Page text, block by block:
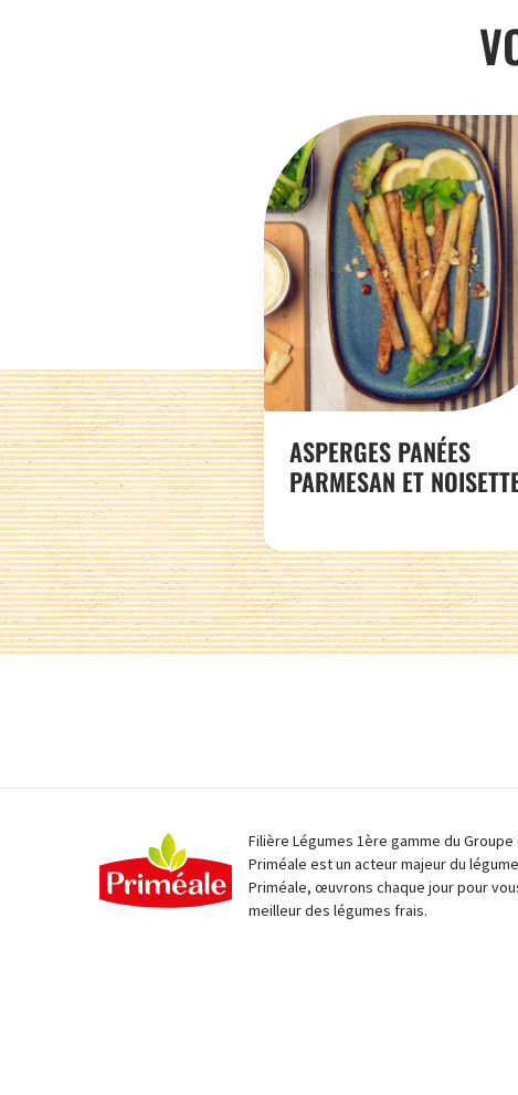
ASPERGES PANÉES
PARMESAN ET
Filière Légumes 1ère gamme du
Priméale est un acteur majeur du
Priméale, œuvrons chaque jour pour
meilleur des légumes frais.